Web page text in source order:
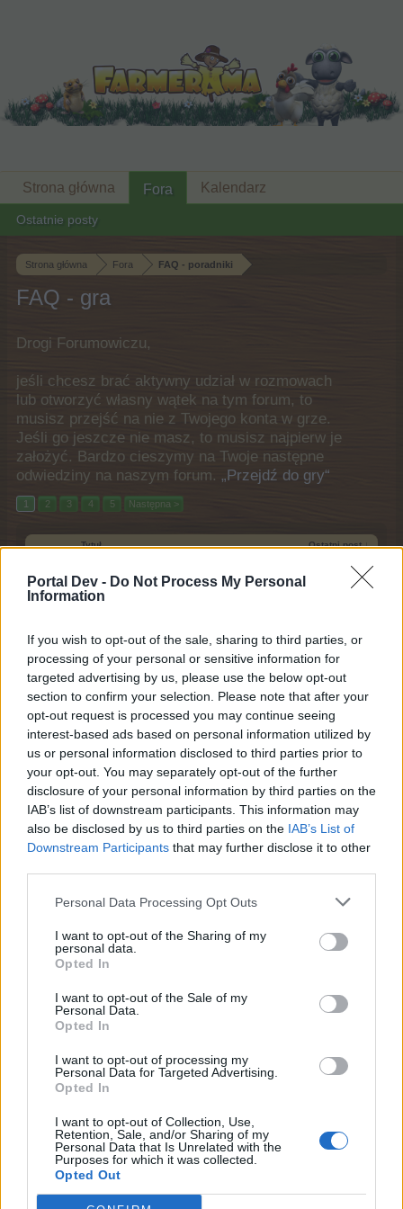
Portal Dev - Do Not Process My Personal
Information
If you wish to opt-out of the sale, sharing to third parties, or
processing of your personal or sensitive information for
targeted advertising by us, please use the below opt-out
section to confirm your selection. Please note that after your
opt-out request is processed you may continue seeing
interest-based ads based on personal information utilized by
us or personal information disclosed to third parties prior to
your opt-out. You may separately opt-out of the further
disclosure of your personal information by third parties on the
IAB’s list of downstream participants. This information may
also be disclosed by us to third parties on the IAB’s List of
Downstream Participants that may further disclose it to other
Personal Data Processing Opt Outs
I want to opt-out of the Sharing of my
personal data.
Opted In
I want to opt-out of the Sale of my
Personal Data.
Opted In
I want to opt-out of processing my
Personal Data for Targeted Advertising.
Opted In
I want to opt-out of Collection, Use,
Retention, Sale, and/or Sharing of my
Personal Data that Is Unrelated with the
Purposes for which it was collected.
Opted Out
Strona główna Fora FAQ - poradniki
FAQ - gra
Drogi Forumowiczu,
jeśli chcesz brać aktywny udział w rozmowach
lub otworzyć własny wątek na tym forum, to
musisz przejść na nie z Twojego konta w grze.
Jeśli go jeszcze nie masz, to musisz najpierw je
założyć. Bardzo cieszymy na Twoje następne
odwiedziny na naszym forum. „Przejdź do gry“
1 2 3 4 5 Następna >
Tytuł Ostatni post ↓
FAQ
Odpowiedzi:
Franek Kędzierzawy
...
Odpowiedzi: 118 30 lipca 2026
SklepoRama
FAQ ... 2 3
Odpowiedzi: 46 22 lipca 2026
FAQ Spółdzielnia - Misje
FAQ ... 19 20 21
Odpowiedzi: 403 22 lipca 2026
FAQ
Strefa Pełni: Pola pełni księżyca,
Nawiedzony dom i Grzybowy las
Odpowiedzi:
8 10 lipca 2026
Galeria Handlowa
FAQ
FAQ Nowe projekty miejskie
Odpowiedzi:
3 1 lipca 2026
FAQ
Odpowiedzi: 36 3 czerwca 2026
FAQ
Odpowiedzi: 20 21 maja 2026
FAQ Super Przyjaciele z Farmy
FAQ
FAQ Prezenty
FAQ
Odpowiedzi:
5
FAQ Farmerskie Koło Fortuny
FAQ
Strona główna Fora
Ostatnie posty
Kalendarz